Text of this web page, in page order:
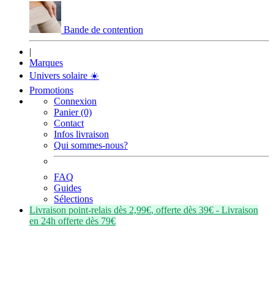
Bande de contention
|
Marques
Univers solaire ☀️
Promotions
Connexion
Panier (0)
Contact
Infos livraison
Qui sommes-nous?
FAQ
Guides
Sélections
Livraison point-relais dès 2,99€, offerte dès 39€ - Livraison
en 24h offerte dès 79€